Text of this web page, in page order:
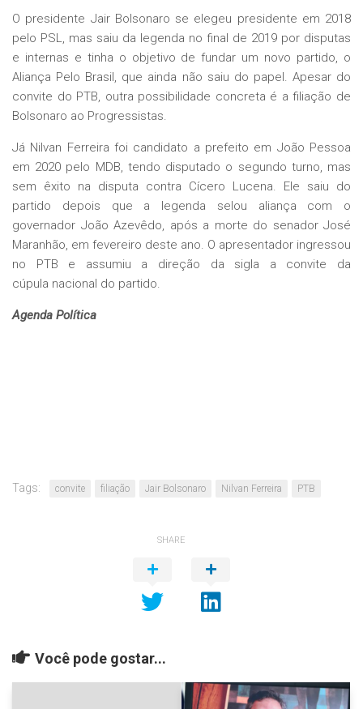
O presidente Jair Bolsonaro se elegeu presidente em 2018
pelo PSL, mas saiu da legenda no final de 2019 por disputas
e internas e tinha o objetivo de fundar um novo partido, o
Aliança Pelo Brasil, que ainda não saiu do papel. Apesar do
convite do PTB, outra possibilidade concreta é a filiação de
Bolsonaro ao Progressistas.
Já Nilvan Ferreira foi candidato a prefeito em João Pessoa
em 2020 pelo MDB, tendo disputado o segundo turno, mas
sem êxito na disputa contra Cícero Lucena. Ele saiu do
partido depois que a legenda selou aliança com o
governador João Azevêdo, após a morte do senador José
Maranhão, em fevereiro deste ano. O apresentador ingressou
no PTB e assumiu a direção da sigla a convite da
cúpula nacional do partido.
Agenda Política
Tags: convite filiação Jair Bolsonaro Nilvan Ferreira PTB
SHARE
Você pode gostar...